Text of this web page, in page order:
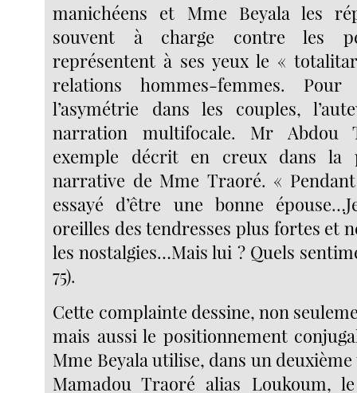
manichéens et Mme Beyala les
souvent à charge contre les
représentent à ses yeux le «
relations hommes-femmes.
l’asymétrie dans les couples,
narration multifocale. Mr Abdou
exemple décrit en creux dans la
narrative de Mme Traoré. « Pendant
essayé d’être une bonne
oreilles des tendresses plus fortes et
les nostalgies…Mais lui ? Quels
75).
Cette complainte dessine, non
mais aussi le positionnement
Mme Beyala utilise, dans un
Mamadou Traoré alias Loukoum,